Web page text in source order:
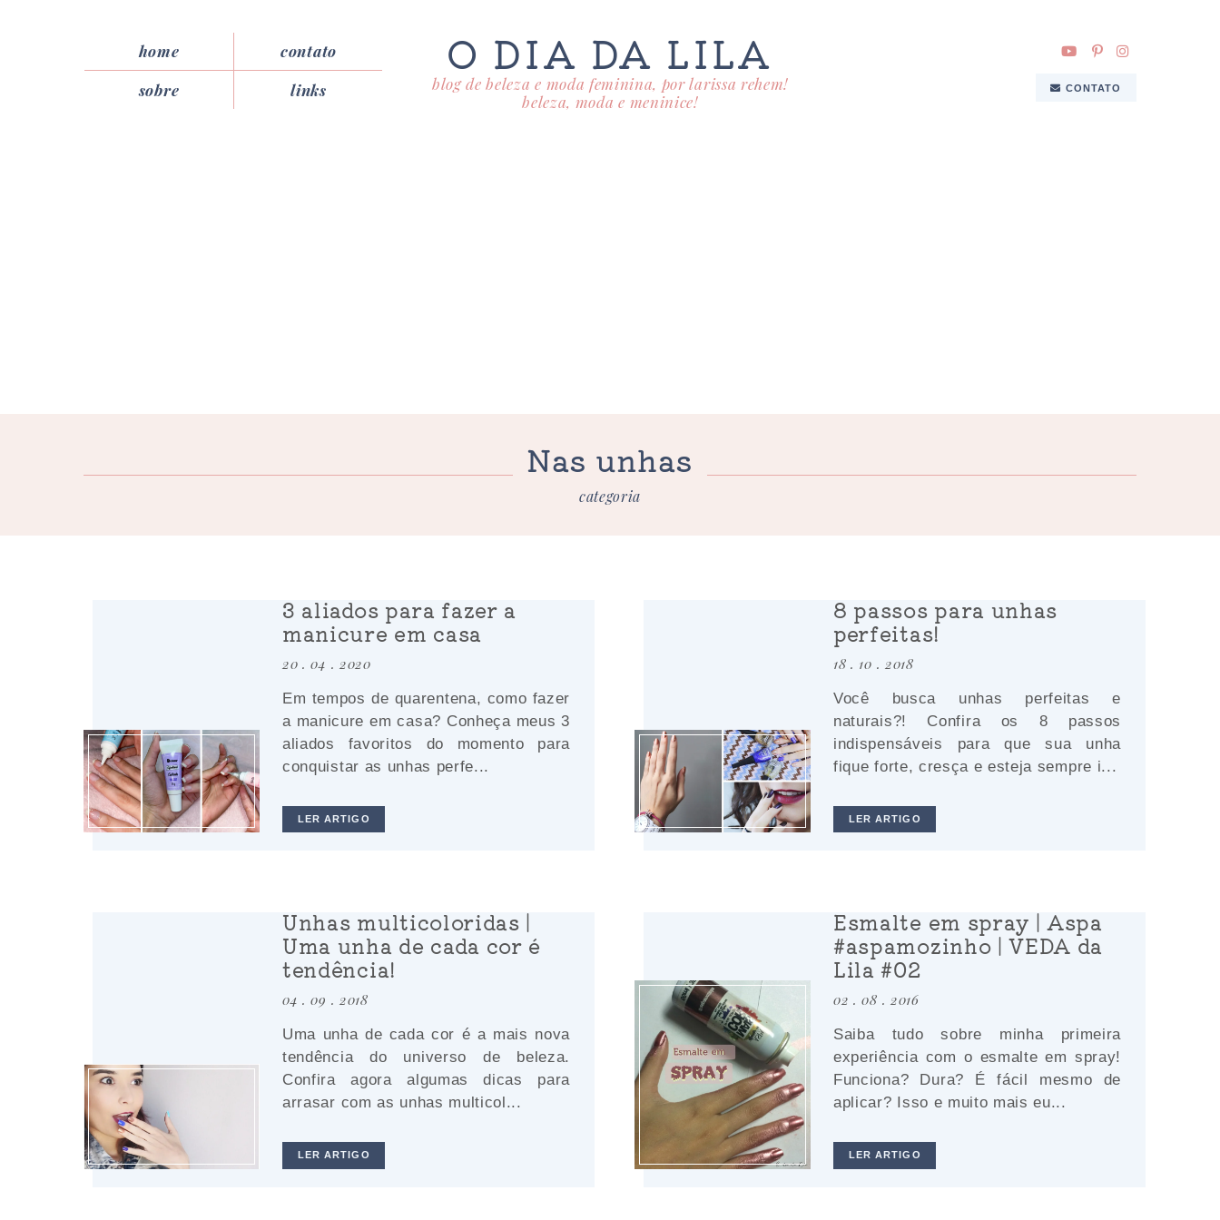
home
contato
sobre
links
O DIA DA LILA
blog de beleza e moda feminina, por larissa rehem!
beleza, moda e meninice!
CONTATO
Nas unhas
categoria
3 aliados para fazer a
manicure em casa
20 . 04 . 2020
Em tempos de quarentena, como fazer
a manicure em casa? Conheça meus 3
aliados favoritos do momento para
conquistar as unhas perfe...
LER ARTIGO
8 passos para unhas
perfeitas!
18 . 10 . 2018
Você busca unhas perfeitas e
naturais?! Confira os 8 passos
indispensáveis para que sua unha
fique forte, cresça e esteja sempre i...
LER ARTIGO
Unhas multicoloridas |
Uma unha de cada cor é
tendência!
04 . 09 . 2018
Uma unha de cada cor é a mais nova
tendência do universo de beleza.
Confira agora algumas dicas para
arrasar com as unhas multicol...
LER ARTIGO
Esmalte em spray | Aspa
#aspamozinho | VEDA da
Lila #02
02 . 08 . 2016
Saiba tudo sobre minha primeira
experiência com o esmalte em spray!
Funciona? Dura? É fácil mesmo de
aplicar? Isso e muito mais eu...
LER ARTIGO